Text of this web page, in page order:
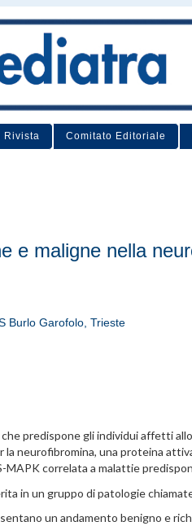
Rivista Comitato Editoriale
e maligne nella
Burlo Garofolo, Trieste
predispone gli individui affetti
la neurofibromina, una proteina
MAPK correlata a malattie
in un gruppo di patologie
un andamento benigno e